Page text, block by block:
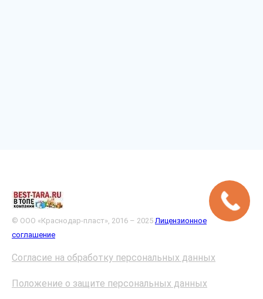
© ООО «Краснодар-пласт», 2016 – 2025 Лицензионное
соглашение
Согласие на обработку персональных данных
Положение о защите персональных данных